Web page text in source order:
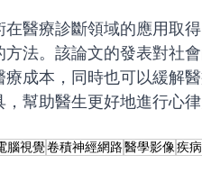
醫療診斷領域的應用取
法。該論文的發表對社
成本，同時也可以緩解
幫助醫生更好地進行心
腦視覺卷積神經網路醫學影像疾